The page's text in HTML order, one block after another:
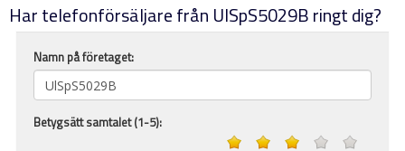
Har telefonförsäljare från UlSpS5029B ringt dig?
Namn på företaget:
Betygsätt samtalet (1-5):